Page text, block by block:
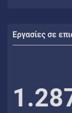
Εργασίες σε